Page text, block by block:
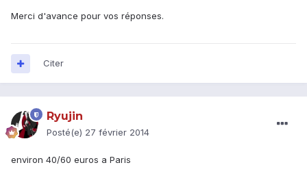
Merci d'avance pour vos réponses.
Citer
Ryujin
Posté(e) 27 février 2014
environ 40/60 euros a Paris